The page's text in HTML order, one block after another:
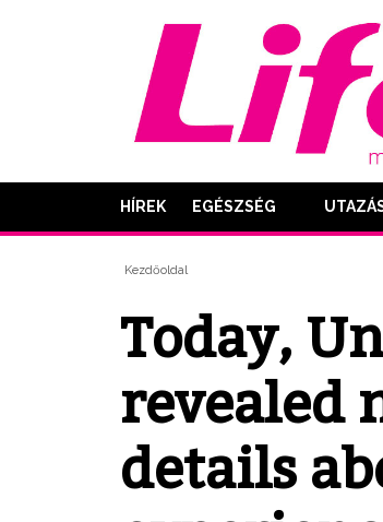
HÍREK EGÉSZSÉG
Kezdőoldal
Today,
revealed
details